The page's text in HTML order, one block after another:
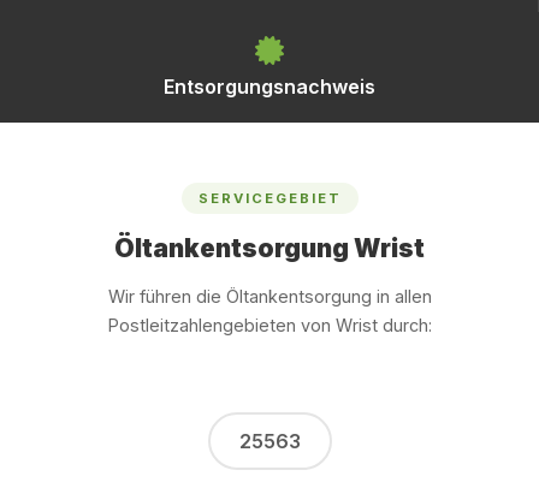
Entsorgungsnachweis
SERVICEGEBIET
Öltankentsorgung Wrist
Wir führen die Öltankentsorgung in allen
Postleitzahlengebieten von Wrist durch:
25563